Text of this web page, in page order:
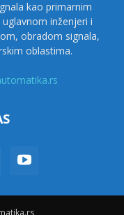
kao primarnim
inženjeri i
obradom signala,
oblastima.